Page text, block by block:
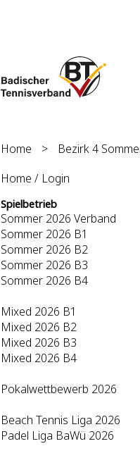
Home > Bezirk 4
Home / Login
Spielbetrieb
Sommer 2026 Verband
Sommer 2026 B1
Sommer 2026 B2
Sommer 2026 B3
Sommer 2026 B4
Mixed 2026 B1
Mixed 2026 B2
Mixed 2026 B3
Mixed 2026 B4
Pokalwettbewerb 2026
Beach Tennis Liga 2026
Padel Liga BaWü 2026